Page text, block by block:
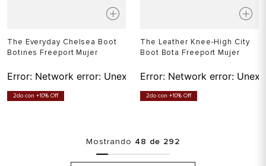
The Everyday Chelsea Boot
Botines Freeport Mujer
Error: Network error: Unexpected token T in JSON at
2do con +10% Off
The Leather Knee-High City
Boot Bota Freeport Mujer
Error: Network error:
2do con +10% Off
Mostrando 48 de 292